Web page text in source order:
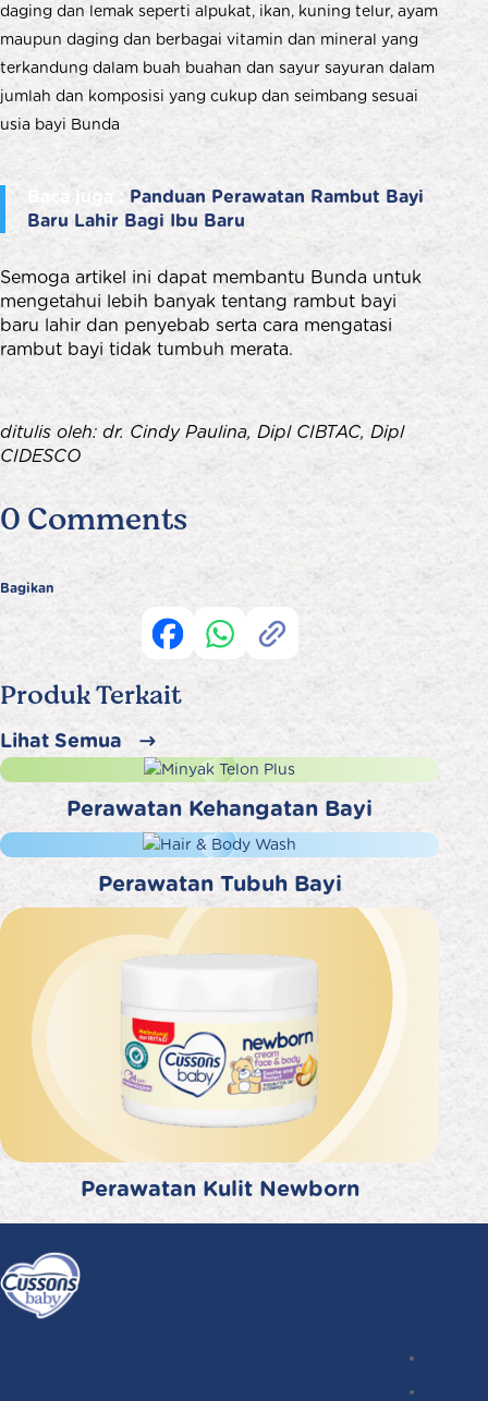
daging dan lemak seperti alpukat, ikan, kuning telur, ayam
maupun daging dan berbagai vitamin dan mineral yang
terkandung dalam buah buahan dan sayur sayuran dalam
jumlah dan komposisi yang cukup dan seimbang sesuai
usia bayi Bunda
Baca juga : Panduan Perawatan Rambut Bayi
Baru Lahir Bagi Ibu Baru
Semoga artikel ini dapat membantu Bunda untuk
mengetahui lebih banyak tentang rambut bayi
baru lahir dan penyebab serta cara mengatasi
rambut bayi tidak tumbuh merata.
ditulis oleh: dr. Cindy Paulina, Dipl CIBTAC, Dipl
CIDESCO
0 Comments
Bagikan
Produk Terkait
Lihat Semua
Perawatan Kehangatan Bayi
Perawatan Tubuh Bayi
Perawatan Kulit Newborn